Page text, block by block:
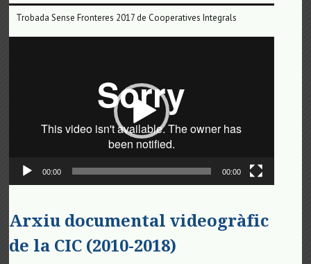
Trobada Sense Fronteres 2017 de Cooperatives Integrals
00:00 00:00
Arxiu documental videogràfic
de la CIC (2010-2018)